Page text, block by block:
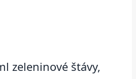
zeleninové štávy,